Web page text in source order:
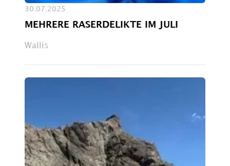
30.07.2025
MEHRERE RASERDELIKTE IM JULI
Wallis